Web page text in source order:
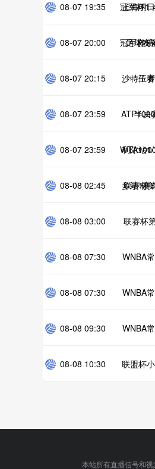
冠军杯1-
位赛
08-07 19:35 上海明
冠军杯1-
位赛
08-07 20:00 足球友
08-07 20:15 沙特王
半决
08-07 23:59
利尔站
赛
08-07 23:59
多站1/
08-08 02:45 联赛杯
08-08 03:00 联赛杯
08-08 07:30 WNBA
08-08 07:30 WNBA
08-08 09:30 WNBA
08-08 10:30 联盟杯
本站所有直播信号和